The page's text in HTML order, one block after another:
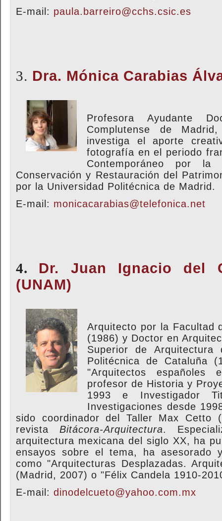
E-mail: paula.barreiro@cchs.csic.es
3. Dra. Mónica Carabias
Profesora Ayudante
Complutense de
investiga el aporte
fotografía en el periodo
Contemporáneo por
Conservación y Restauración del
por la Universidad Politécnica de Madrid.
E-mail: monicacarabias@telefonica.net
4. Dr. Juan Ignacio del
(UNAM)
Arquitecto por la Facultad
(1986) y Doctor en
Superior de Arquitectura
Politécnica de Cataluña
"Arquitectos españoles
profesor de Historia y
1993 e Investigador
Investigaciones desde
sido coordinador del Taller Max Cetto
revista Bitácora-Arquitectura.
arquitectura mexicana del siglo XX, ha
ensayos sobre el tema, ha asesorado
como "Arquitecturas Desplazadas.
(Madrid, 2007) o "Félix Candela 1910-
E-mail: dinodelcueto@yahoo.com.mx